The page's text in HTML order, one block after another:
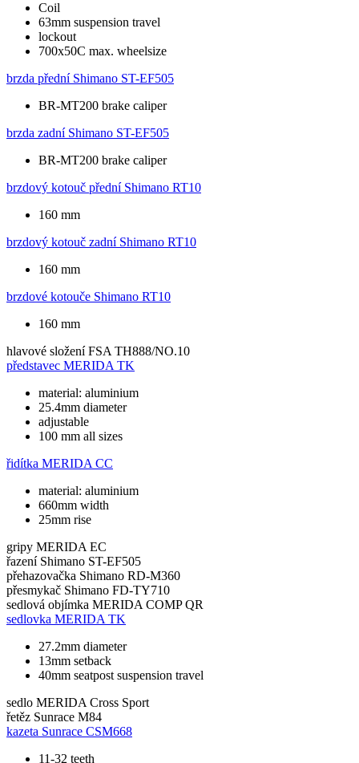
Coil
63mm suspension travel
lockout
700x50C max. wheelsize
brzda přední Shimano ST-EF505
BR-MT200 brake caliper
brzda zadní Shimano ST-EF505
BR-MT200 brake caliper
brzdový kotouč přední Shimano RT10
160 mm
brzdový kotouč zadní Shimano RT10
160 mm
brzdové kotouče Shimano RT10
160 mm
hlavové složení FSA TH888/NO.10
představec MERIDA TK
material: aluminium
25.4mm diameter
adjustable
100 mm all sizes
řidítka MERIDA CC
material: aluminium
660mm width
25mm rise
gripy MERIDA EC
řazení Shimano ST-EF505
přehazovačka Shimano RD-M360
přesmykač Shimano FD-TY710
sedlová objímka MERIDA COMP QR
sedlovka MERIDA TK
27.2mm diameter
13mm setback
40mm seatpost suspension travel
sedlo MERIDA Cross Sport
řetěz Sunrace M84
kazeta Sunrace CSM668
11-32 teeth